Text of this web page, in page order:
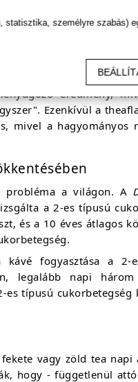
meg - azt
rendelkezik a cisplatin
eredmény,
Ezenkívül a
mivel a hagyományos
probléma a világon. A
a 2-es típusú
és a 10 éves átlagos
fogyasztása a 2-
legalább napi
típusú cukorbetegség
vagy zöld tea napi
hogy - függetlenül
statisztika, személyre szabás)